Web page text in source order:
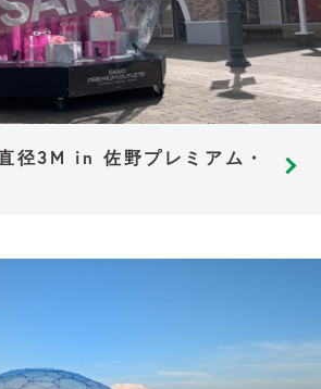
3M in 佐野プレミアム・